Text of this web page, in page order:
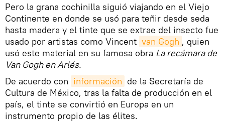
Pero la grana cochinilla siguió viajando en el Viejo
Continente en donde se usó para teñir desde seda
hasta madera y el tinte que se extrae del insecto fue
usado por artistas como Vincent van Gogh , quien
usó este material en su famosa obra La recámara de
Van Gogh en Arlés.
De acuerdo con información de la Secretaría de
Cultura de México, tras la falta de producción en el
país, el tinte se convirtió en Europa en un
instrumento propio de las élites.